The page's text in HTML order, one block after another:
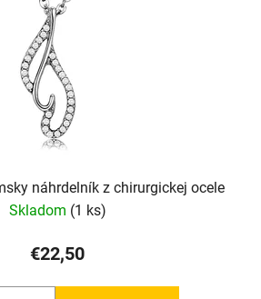
náhrdelník z chirurgickej ocele
Skladom (1 ks)
€22,50